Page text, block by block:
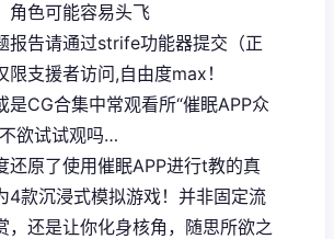
角色可能容易头飞
报告请通过strife功能器提交（正
限支援者访问,自由度max！
是CG合集中常观看所“催眠APP众
欲试试观吗…
还原了使用催眠APP进行t教的真
4款沉浸式模拟游戏！并非固定流
，还是让你化身核角，随思所欲之